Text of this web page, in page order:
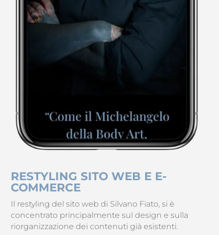
RESTYLING SITO WEB E E-
COMMERCE
Il restyling del sito web di Silvano Fiato, si è
concentrato principalmente sul design e sulla
riorganizzazione dei contenuti già esistenti.